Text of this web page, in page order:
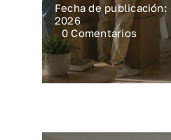
Fecha de
2026
0 Comentarioson
casa
para